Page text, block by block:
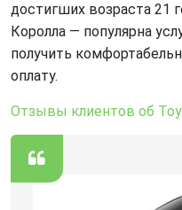
достигших возраста 21
Королла — популярна
получить
оплату.
Отзывы клиентов об